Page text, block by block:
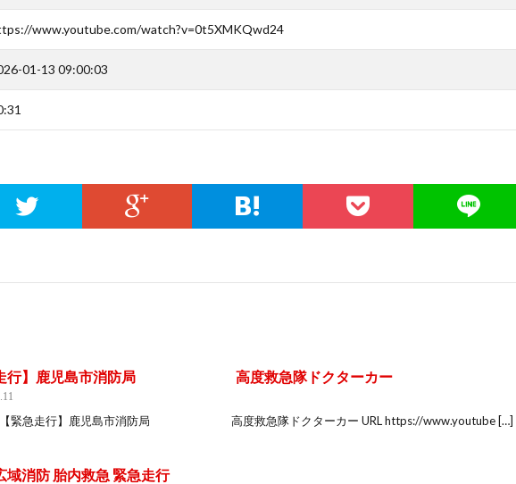
www.youtube.com/watch?v=0t5XMKQwd24
01-13 09:00:03
走行】鹿児島市消防局 高度救急隊ドクターカー
【緊急走行】鹿児島市消防局 高度救急隊ドクターカー URL https://www.youtube […]
域消防 胎内救急 緊急走行